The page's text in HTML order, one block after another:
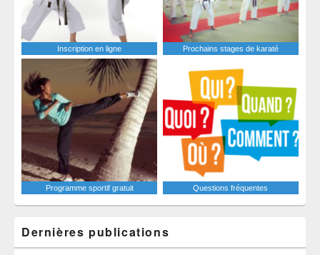
Inscription en ligne Prochains stages de karaté
Programme sportif gratuit Questions fréquentes
Dernières publications